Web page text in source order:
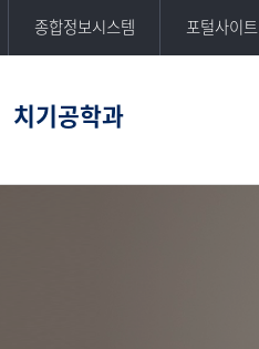
종합정보시스템 포털사이트
치기공학과